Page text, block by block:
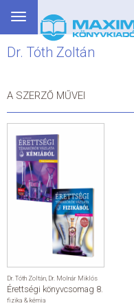
Toggle
navigation
Dr. Tóth Zoltán
A SZERZŐ MŰVEI
Dr. Tóth Zoltán Dr. Molnár Miklós
Érettségi könyvcsomag 8.
fizika & kémia
BEJELENTKEZÉS
SEGÉDKÖNYV
GRIMM SZÓTÁR
DREAM KÖNYVEK
E-KÖNYVEK
HÍREK